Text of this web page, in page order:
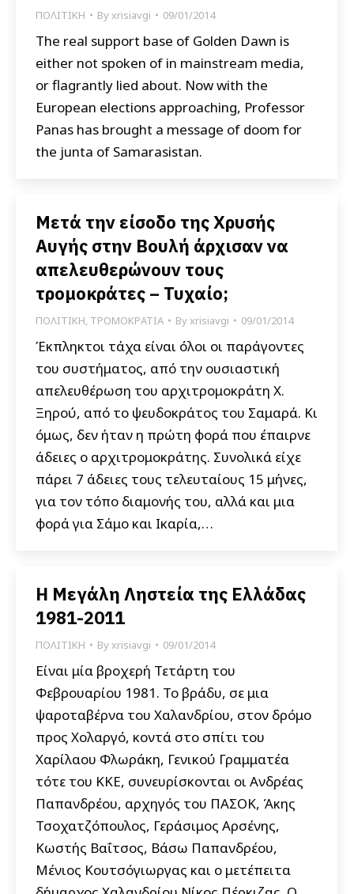
ΠΟΛΙΤΙΚΗ Byxrisiavgi 09/01/2014
The real support base of Golden Dawn is
either not spoken of in mainstream media,
or flagrantly lied about. Now with the
European elections approaching, Professor
Panas has brought a message of doom for
the junta of Samarasistan.
Μετά την είσοδο της Χρυσής
Αυγής στην Βουλή άρχισαν να
απελευθερώνουν τους
τρομοκράτες – Τυχαίο;
ΠΟΛΙΤΙΚΗ, ΤΡΟΜΟΚΡΑΤΙΑ Byxrisiavgi 09/01/2014
Έκπληκτοι τάχα είναι όλοι οι παράγοντες
του συστήματος, από την ουσιαστική
απελευθέρωση του αρχιτρομοκράτη Χ.
Ξηρού, από το ψευδοκράτος του Σαμαρά. Κι
όμως, δεν ήταν η πρώτη φορά που έπαιρνε
άδειες ο αρχιτρομοκράτης. Συνολικά είχε
πάρει 7 άδειες τους τελευταίους 15 μήνες,
για τον τόπο διαμονής του, αλλά και μια
φορά για Σάμο και Ικαρία,…
Η Μεγάλη Ληστεία της Ελλάδας
1981-2011
ΠΟΛΙΤΙΚΗ Byxrisiavgi 09/01/2014
Είναι μία βροχερή Τετάρτη του
Φεβρουαρίου 1981. Το βράδυ, σε μια
ψαροταβέρνα του Χαλανδρίου, στον δρόμο
προς Χολαργό, κοντά στο σπίτι του
Χαρίλαου Φλωράκη, Γενικού Γραμματέα
τότε του ΚΚΕ, συνευρίσκονται οι Ανδρέας
Παπανδρέου, αρχηγός του ΠΑΣΟΚ, Άκης
Τσοχατζόπουλος, Γεράσιμος Αρσένης,
Κωστής Βαΐτσος, Βάσω Παπανδρέου,
Μένιος Κουτσόγιωργας και ο μετέπειτα